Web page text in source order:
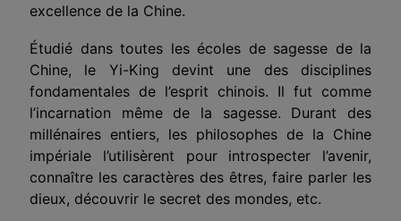
excellence de la Chine.
Étudié dans toutes les écoles de sagesse de la
Chine, le Yi-King devint une des disciplines
fondamentales de l’esprit chinois. Il fut comme
l’incarnation même de la sagesse. Durant des
millénaires entiers, les philosophes de la Chine
impériale l’utilisèrent pour introspecter l’avenir,
connaître les caractères des êtres, faire parler les
dieux, découvrir le secret des mondes, etc.